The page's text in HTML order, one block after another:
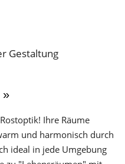
»
Ihre Räume
und harmonisch durch
ideal in jede Umgebung